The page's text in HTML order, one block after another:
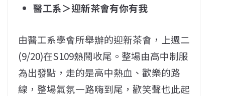
醫工系＞迎新茶會有你有我
由醫工系學會所舉辦的迎新茶會，上週二
(9/20)在S109熱鬧收尾。整場由高中制服
為出發點，走的是高中熱血、歡樂的路
線，整場氣氛一路嗨到尾，歡笑聲也此起